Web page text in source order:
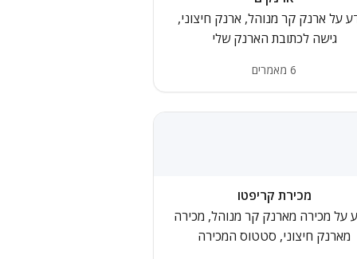
על ארנק קר מנוהל, ארנק חיצוני,
גישה לכתובת הארנק שלי
6 מאמרים
מכירת קריפטו
על מכירה מארנק קר מנוהל, מכירה
מארנק חיצוני, סטטוס המכירה